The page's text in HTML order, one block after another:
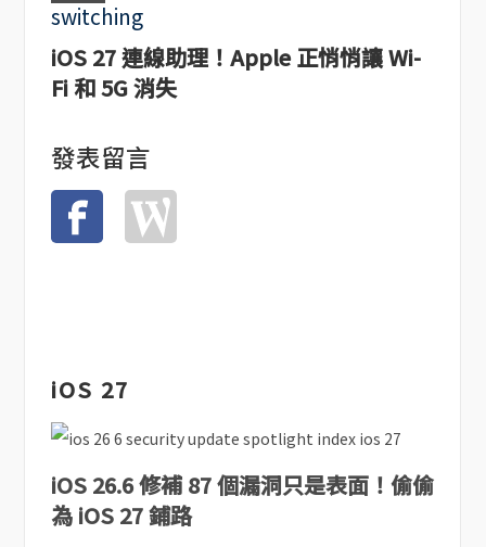
iOS 27 連線助理！Apple 正悄悄讓 Wi-
Fi 和 5G 消失
發表留言
iOS 27
iOS 26.6 修補 87 個漏洞只是表面！偷偷
為 iOS 27 鋪路